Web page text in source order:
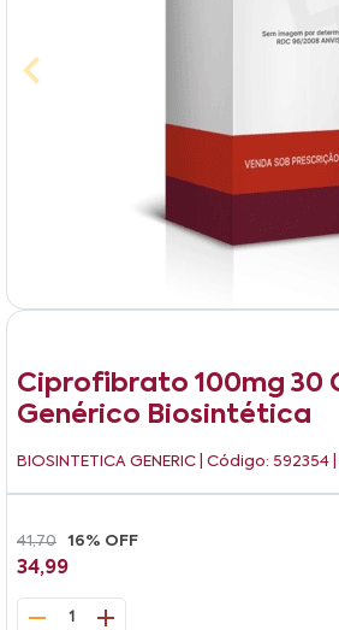
Ciprofibrato 100mg 30
Genérico Biosintética
BIOSINTETICA GENERIC | Código: 592354 |
41,70 16% OFF
34,99
1